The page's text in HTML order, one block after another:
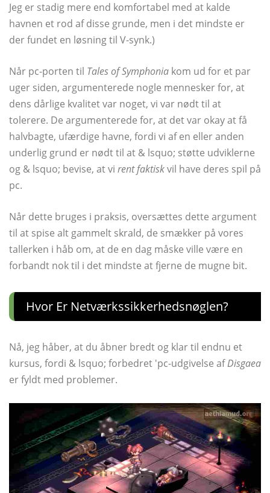
Jeg er stadig mere end komfortabel med at kalde
havnen et rod af disse grunde, men i det mindste er
der fundet en løsning til V-synk.)
Når pc-porten til Tales of Symphonia kom ud for et par
uger siden, argumenterede nogle mennesker for, at
dens dårlige kvalitet var noget, vi var nødt til at
tolerere. De argumenterede for, at det var okay at få
halvbagte, ufærdige havne, fordi vi af en eller anden
underlig grund er nødt til at & lsquo; støtte udviklerne
og & lsquo; bevise, at vi rent faktiskvil have deres spil på
pc.
Når dette bruges i praksis, oversættes dette argument
til at spise alt gammelt skrald, de smækker på vores
tallerken i håb om, at de en dag måske ville være en
forbandt nok til i det mindste at fjerne de mugne bit.
Hvor Er Netværkssikkerhedsnøglen?
Nå, jeg håber, at du åbner bredt og klar til endnu et
kursus, fordi & lsquo; forbedret 'pc-udgivelse afDisgaea
er fyldt med problemer.